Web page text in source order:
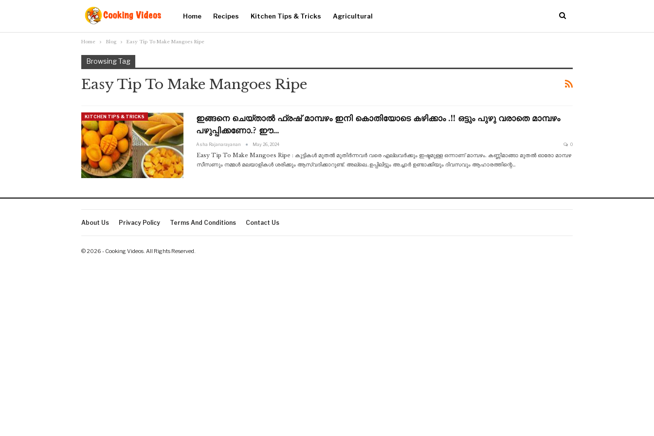
Home Recipes Kitchen Tips & Tricks Agricultural
Home Blog Easy Tip To Make Mangoes Ripe
Browsing Tag
Easy Tip To Make Mangoes Ripe
KITCHEN TIPS & TRICKS
ഇങ്ങനെ ചെയ്‌താൽ ഫ്രഷ് മാമ്പഴം ഇനി കൊതിയോടെ കഴിക്കാം .!! ഒട്ടും പുഴു വരാതെ മാമ്പഴം
പഴുപ്പിക്കണോ.? ഈ…
Asha Rajanarayanan May 26, 2024 0
Easy Tip To Make Mangoes Ripe : കുട്ടികൾ മുതൽ മുതിർന്നവർ വരെ എല്ലവർക്കും ഇഷ്ടമുള്ള ഒന്നാണ് മാമ്പഴം. കണ്ണിമാങ്ങാ മുതൽ ഓരോ മാമ്പഴ
സീസണും നമ്മൾ മലയാളികൾ ശരിക്കും ആസ്വദിക്കാറുണ്ട്. അല്ലെ..ഉപ്പിലിട്ടും അച്ചാർ ഉണ്ടാക്കിയും ദിവസവും ആഹാരത്തിന്റെ…
About Us Privacy Policy Terms And Conditions Contact Us
© 2026 - Cooking Videos. All Rights Reserved.